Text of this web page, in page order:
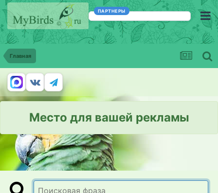
ПАРТНЕРЫ
Главная
Место для вашей рекламы